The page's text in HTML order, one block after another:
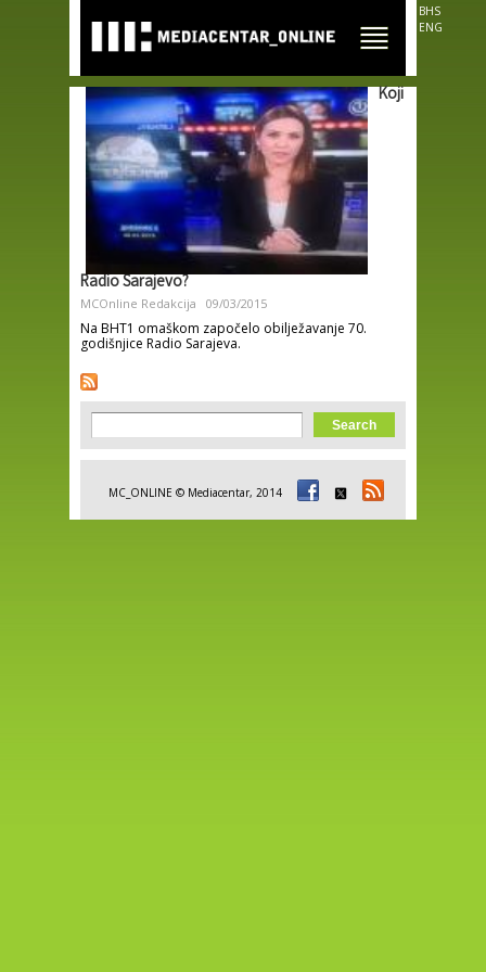
main
content
BHS
ENG
Koji
Radio Sarajevo?
MCOnline Redakcija 09/03/2015
Na BHT1 omaškom započelo obilježavanje 70.
godišnjice Radio Sarajeva.
Search form
Search
MC_ONLINE © Mediacentar, 2014